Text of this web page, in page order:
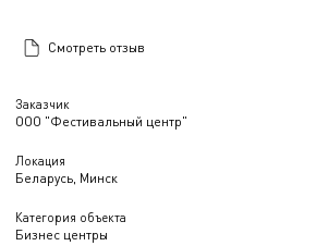
Заказчик
ООО "Фестивальный центр"
Локация
Беларусь, Минск
Категория объекта
Бизнес центры
Смотреть отзыв